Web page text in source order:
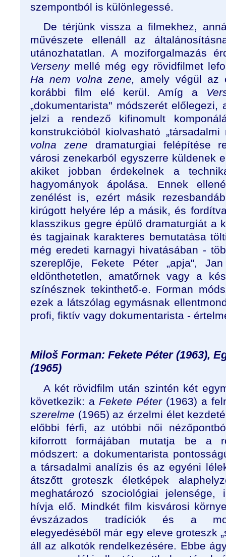
szempontból is különlegessé.
De térjünk vissza a filmekhez,
művészete ellenáll az
utánozhatatlan. A moziforgalmazás
Versenymellé még egy rövidfilmet
Ha nem volna zene, amely végül az
korábbi film elé kerül. Amíg a
„dokumentarista" módszerét előlegezi,
jelzi a rendező kifinomult
konstrukcióból kiolvasható
volna zene dramaturgiai felépítése
városi zenekarból egyszerre küldenek
akiket jobban érdekelnek a
hagyományok ápolása. Ennek
zenélést is, ezért másik
kirúgott helyére lép a másik, és
klasszikus gegre épülő dramaturgiát a
és tagjainak karakteres bemutatása
még eredeti karnagyi hivatásában -
szereplője, Fekete Péter „apja",
eldönthetetlen, amatőrnek vagy a
színésznek tekinthető-e. Forman
ezek a látszólag egymásnak
profi, fiktív vagy dokumentarista -
Miloš Forman: Fekete Péter (1963),
(1965)
A két rövidfilm után szintén két
következik: a Fekete Péter(1963) a
szerelme (1965) az érzelmi élet
előbbi férfi, az utóbbi női
kiforrott formájában mutatja be a
módszert: a dokumentarista
a társadalmi analízis és az egyéni
átszőtt groteszk életképek
meghatározó szociológiai jelensége,
hívja elő. Mindkét film kisvárosi
évszázados tradíciók és a
elegyedéséből már egy eleve groteszk
áll az alkotók rendelkezésére. Ebbe